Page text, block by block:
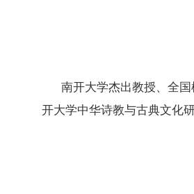
南开大学杰出教授、全
开大学中华诗教与古典文化